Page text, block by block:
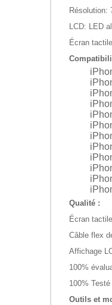
Résolution:
LCD: LED
Écran
Qualité :
Écran
Câble flex
Affichage
100%
100% Testé
Outils et